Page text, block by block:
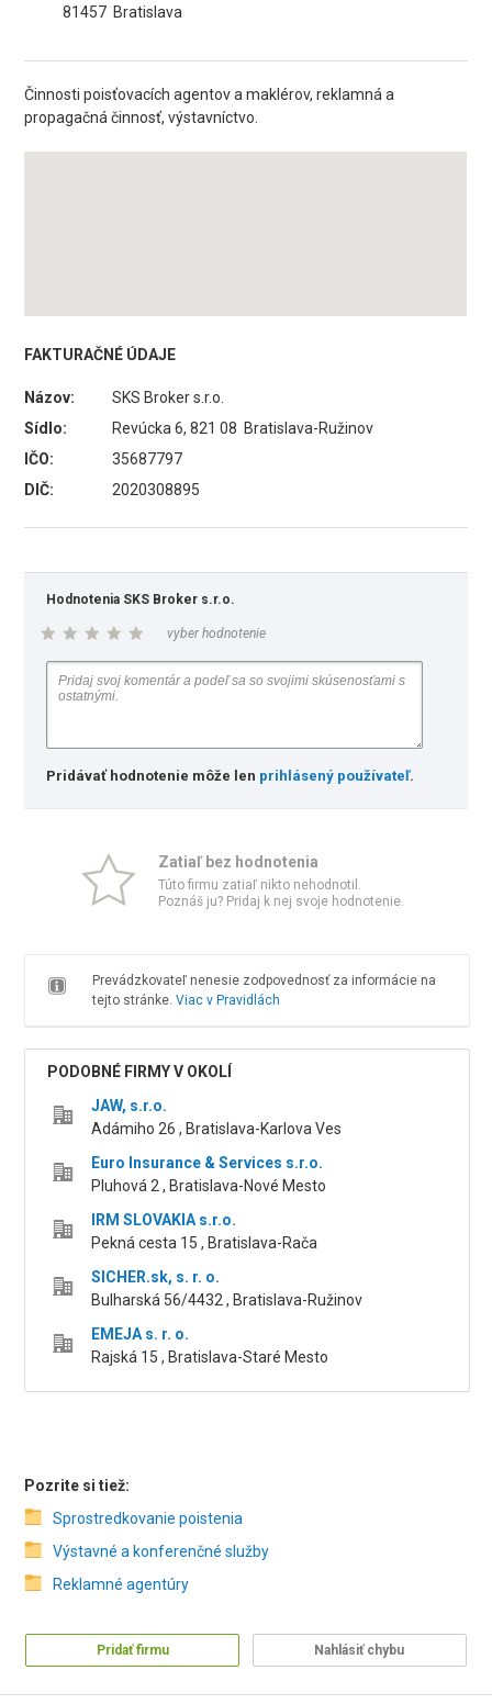
81457 Bratislava
Činnosti poisťovacích agentov a maklérov, reklamná a
propagačná činnosť, výstavníctvo.
FAKTURAČNÉ ÚDAJE
Názov:
SKS Broker s.r.o.
Sídlo:
Revúcka 6, 821 08 Bratislava-Ružinov
IČO:
35687797
DIČ:
2020308895
Hodnotenia SKS Broker s.r.o.
vyber hodnotenie
Pridávať hodnotenie môže len prihlásený používateľ.
Zatiaľ bez hodnotenia
Túto firmu zatiaľ nikto nehodnotil.
Poznáš ju? Pridaj k nej svoje hodnotenie.
Prevádzkovateľ nenesie zodpovednosť za informácie na
tejto stránke. Viac v Pravidlách
PODOBNÉ FIRMY V OKOLÍ
JAW, s.r.o.
Adámiho 26 , Bratislava-Karlova Ves
Euro Insurance & Services s.r.o.
Pluhová 2 , Bratislava-Nové Mesto
IRM SLOVAKIA s.r.o.
Pekná cesta 15 , Bratislava-Rača
SICHER.sk, s. r. o.
Bulharská 56/4432 , Bratislava-Ružinov
EMEJA s. r. o.
Rajská 15 , Bratislava-Staré Mesto
Pozrite si tiež:
Sprostredkovanie poistenia
Výstavné a konferenčné služby
Reklamné agentúry
Pridať firmu Nahlásiť chybu